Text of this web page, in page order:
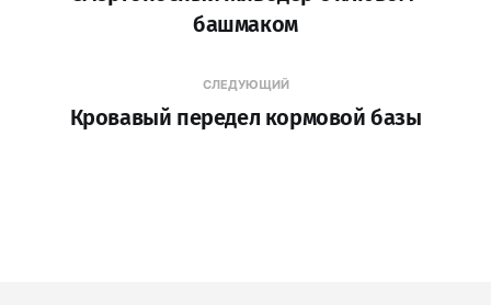
башмаком
СЛЕДУЮЩИЙ
Кровавый передел кормовой базы